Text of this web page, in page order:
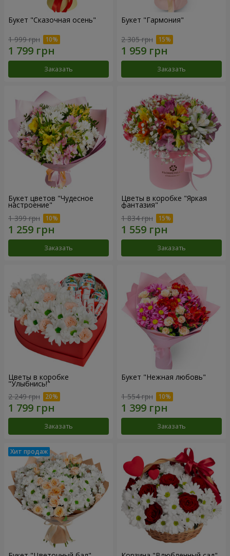
Букет "Сказочная осень"
1 999 грн
Заказать
Букет "Гармония"
2 305 грн
Заказать
Букет цветов "Чудесное
настроение"
1 399 грн
Заказать
Цветы в коробке "Яркая
фантазия"
1 834 грн
Заказать
Цветы в коробке
"Улыбнись!"
2 249 грн
Заказать
Букет "Нежная любовь"
1 554 грн
Заказать